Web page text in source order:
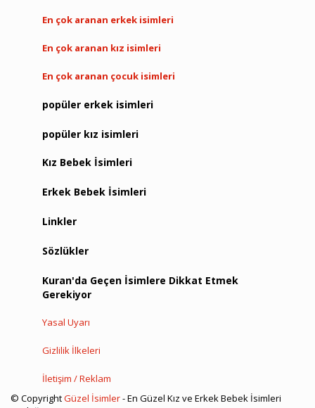
En çok aranan erkek isimleri
En çok aranan kız isimleri
En çok aranan çocuk isimleri
popüler erkek isimleri
popüler kız isimleri
Kız Bebek İsimleri
Erkek Bebek İsimleri
Linkler
Sözlükler
Kuran'da Geçen İsimlere Dikkat Etmek
Gerekiyor
Yasal Uyarı
Gizlilik İlkeleri
İletişim / Reklam
© CopyrightGüzel İsimler- En Güzel Kız ve Erkek Bebek İsimleri